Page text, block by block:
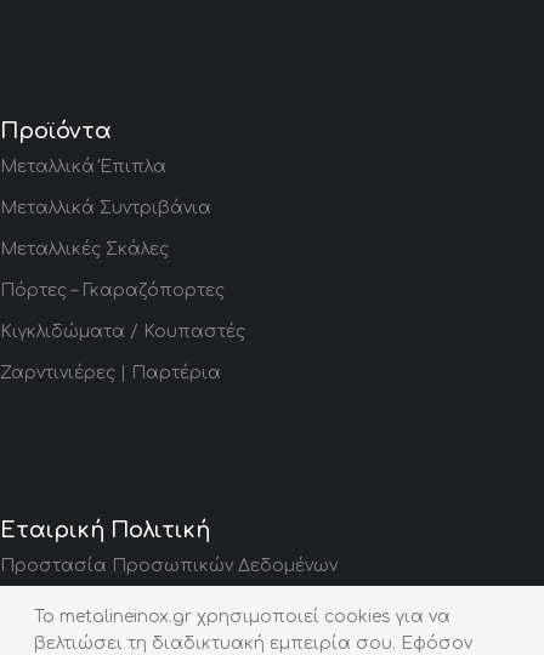
Προϊόντα
Μεταλλικά Έπιπλα
Μεταλλικά Συντριβάνια
Μεταλλικές Σκάλες
Πόρτες – Γκαραζόπορτες
Κιγκλιδώματα / Κουπαστές
Ζαρντινιέρες | Παρτέρια
Εταιρική Πολιτική
Προστασία Προσωπικών Δεδομένων
To metalineinox.gr χρησιμοποιεί cookies για να
βελτιώσει τη διαδικτυακή εμπειρία σου. Εφόσον